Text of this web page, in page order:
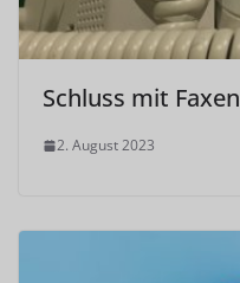
Schluss mit Faxen
2. August 2023